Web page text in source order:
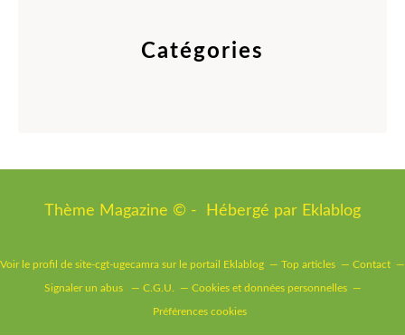
Catégories
Thème Magazine © - Hébergé par Eklablog
Voir le profil de site-cgt-ugecamra sur le portail Eklablog Top articles Contact
Signaler un abus C.G.U. Cookies et données personnelles
Préférences cookies